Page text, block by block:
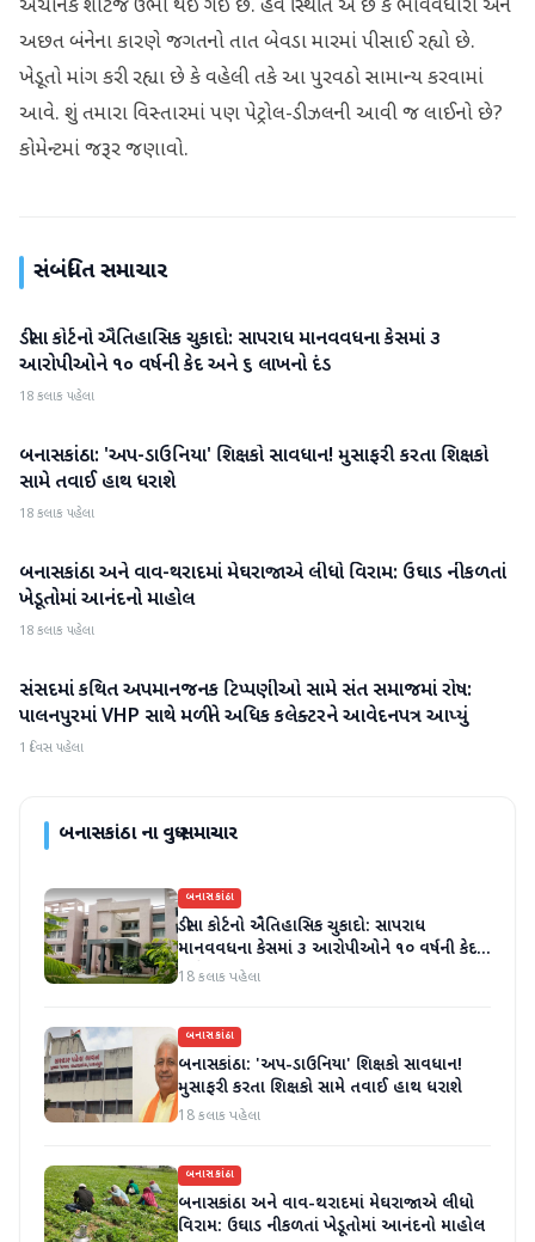
અચાનક શોર્ટેજ ઉભી થઈ ગઈ છે. હવે સ્થિતિ એ છે કે ભાવવધારો અને
અછત બંનેના કારણે જગતનો તાત બેવડા મારમાં પીસાઈ રહ્યો છે.
ખેડૂતો માંગ કરી રહ્યા છે કે વહેલી તકે આ પુરવઠો સામાન્ય કરવામાં
આવે. શું તમારા વિસ્તારમાં પણ પેટ્રોલ-ડીઝલની આવી જ લાઈનો છે?
કોમેન્ટમાં જરૂર જણાવો.
સંબંધિત સમાચાર
બનાસકાંઠા
ડીસા કોર્ટનો ઐતિહાસિક ચુકાદો: સાપરાધ માનવવધના કેસમાં ૩
આરોપીઓને ૧૦ વર્ષની કેદ અને ૬ લાખનો દંડ
18 કલાક પહેલા
બનાસકાંઠા
બનાસકાંઠા: 'અપ-ડાઉનિયા' શિક્ષકો સાવધાન! મુસાફરી કરતા શિક્ષકો
સામે તવાઈ હાથ ધરાશે
18 કલાક પહેલા
બનાસકાંઠા
બનાસકાંઠા અને વાવ-થરાદમાં મેઘરાજાએ લીધો વિરામ: ઉઘાડ નીકળતાં
ખેડૂતોમાં આનંદનો માહોલ
18 કલાક પહેલા
બનાસકાંઠા
સંસદમાં કથિત અપમાનજનક ટિપ્પણીઓ સામે સંત સમાજમાં રોષ:
પાલનપુરમાં VHP સાથે મળીને અધિક કલેક્ટરને આવેદનપત્ર આપ્યું
1 દિવસ પહેલા
બનાસકાંઠાના વધુ સમાચાર
બનાસકાંઠા
ડીસા કોર્ટનો ઐતિહાસિક ચુકાદો: સાપરાધ
માનવવધના કેસમાં ૩ આરોપીઓને ૧૦ વર્ષની કેદ
અને ૬ લાખનો દંડ
18 કલાક પહેલા
બનાસકાંઠા
બનાસકાંઠા: 'અપ-ડાઉનિયા' શિક્ષકો સાવધાન!
મુસાફરી કરતા શિક્ષકો સામે તવાઈ હાથ ધરાશે
18 કલાક પહેલા
બનાસકાંઠા
બનાસકાંઠા અને વાવ-થરાદમાં મેઘરાજાએ લીધો
વિરામ: ઉઘાડ નીકળતાં ખેડૂતોમાં આનંદનો માહોલ